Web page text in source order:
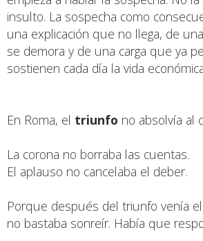
insulto. La sospecha como
una explicación que no llega, de
se demora y de una carga que ya
sostienen cada día la vida
En Roma, el triunfo no absolvía al
La corona no borraba las cuentas.
El aplauso no cancelaba el deber.
Porque después del triunfo venía el
no bastaba sonreír. Había que